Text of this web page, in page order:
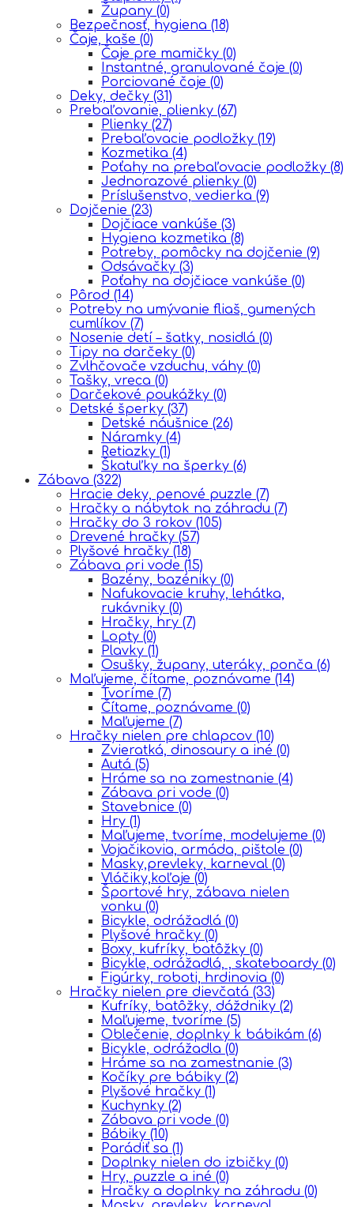
Župany (0)
Bezpečnosť, hygiena (18)
Čaje, kaše (0)
Čaje pre mamičky (0)
Instantné, granulované čaje (0)
Porciované čaje (0)
Deky, dečky (31)
Prebaľovanie, plienky (67)
Plienky (27)
Prebaľovacie podložky (19)
Kozmetika (4)
Poťahy na prebaľovacie podložky (8)
Jednorazové plienky (0)
Príslušenstvo, vedierka (9)
Dojčenie (23)
Dojčiace vankúše (3)
Hygiena kozmetika (8)
Potreby, pomôcky na dojčenie (9)
Odsávačky (3)
Poťahy na dojčiace vankúše (0)
Pôrod (14)
Potreby na umývanie fliaš, gumených
cumlíkov (7)
Nosenie detí – šatky, nosidlá (0)
Tipy na darčeky (0)
Zvlhčovače vzduchu, váhy (0)
Tašky, vreca (0)
Darčekové poukážky (0)
Detské šperky (37)
Detské náušnice (26)
Náramky (4)
Retiazky (1)
Škatuľky na šperky (6)
Zábava (322)
Hracie deky, penové puzzle (7)
Hračky a nábytok na záhradu (7)
Hračky do 3 rokov (105)
Drevené hračky (57)
Plyšové hračky (18)
Zábava pri vode (15)
Bazény, bazéniky (0)
Nafukovacie kruhy, lehátka,
rukávniky (0)
Hračky, hry (7)
Lopty (0)
Plavky (1)
Osušky, župany, uteráky, ponča (6)
Maľujeme, čítame, poznávame (14)
Tvoríme (7)
Čítame, poznávame (0)
Maľujeme (7)
Hračky nielen pre chlapcov (10)
Zvieratká, dinosaury a iné (0)
Autá (5)
Hráme sa na zamestnanie (4)
Zábava pri vode (0)
Stavebnice (0)
Hry (1)
Maľujeme, tvoríme, modelujeme (0)
Vojačikovia, armáda, pištole (0)
Masky,prevleky, karneval (0)
Vláčiky,koľaje (0)
Športové hry, zábava nielen
vonku (0)
Bicykle, odrážadlá (0)
Plyšové hračky (0)
Boxy, kufríky, batôžky (0)
Bicykle, odrážadlá, , skateboardy (0)
Figúrky, roboti, hrdinovia (0)
Hračky nielen pre dievčatá (33)
Kufríky, batôžky, dáždniky (2)
Maľujeme, tvoríme (5)
Oblečenie, doplnky k bábikám (6)
Bicykle, odrážadla (0)
Hráme sa na zamestnanie (3)
Kočíky pre bábiky (2)
Plyšové hračky (1)
Kuchynky (2)
Zábava pri vode (0)
Bábiky (10)
Parádiť sa (1)
Doplnky nielen do izbičky (0)
Hry, puzzle a iné (0)
Hračky a doplnky na záhradu (0)